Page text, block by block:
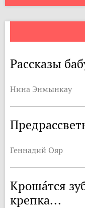
Рассказы
Нина Энмынкау
Геннадий Ояр
Кроша́тся
крепка...